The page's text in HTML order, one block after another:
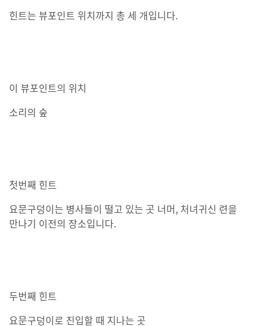
힌트는 뷰포인트 위치까지 총 세 개입니다.
이 뷰포인트의 위치
소리의 숲
첫번째 힌트
요문구덩이는 병사들이 떨고 있는 곳 너머, 처녀귀신 련을
만나기 이전의 장소입니다.
두번째 힌트
요문구덩이로 진입할 때 지나는 곳